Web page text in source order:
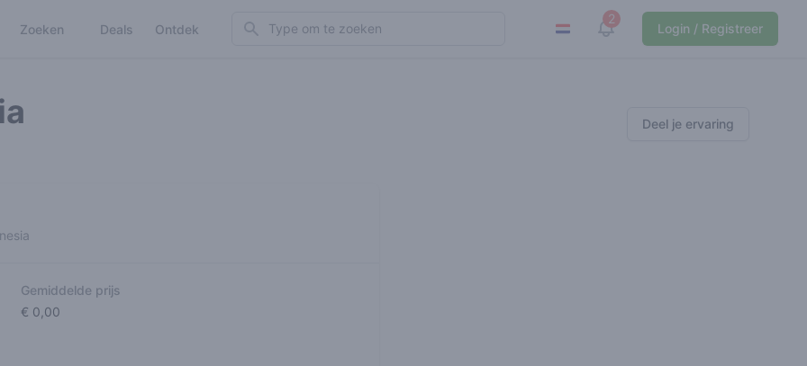
Zoeken Deals Ontdek Search 2
View notifications
Login / Registreer
Deel je ervaring
Gemiddelde prijs
€ 0,00